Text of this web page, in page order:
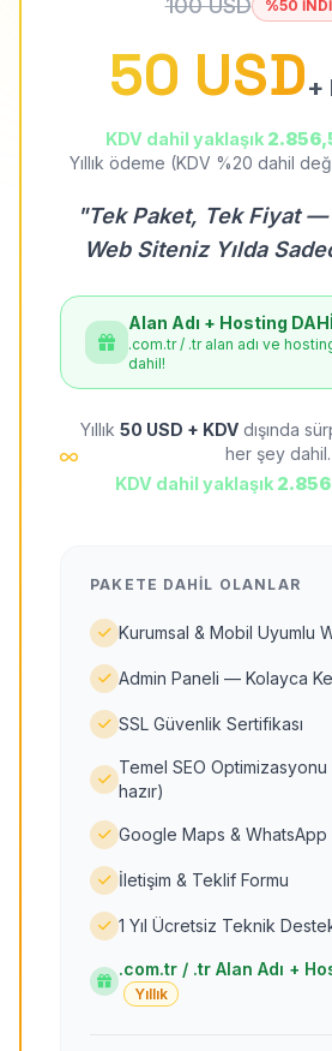
100 USD %50
50 USD+
KDV dahil yaklaşık
Yıllık ödeme (KDV %20 dahil
"Tek Paket, Tek Fiyat
Web Siteniz Yılda
Alan Adı + Hosting
.com.tr / .tr alan adı ve
dahil!
Yıllık 50 USD + KDV dışında
her şey dahil.
KDV dahil yaklaşık
PAKETE DAHIL OLANLAR
Kurumsal & Mobil Uyumlu
Admin Paneli — Kolayca
SSL Güvenlik Sertifikası
Temel SEO
hazır)
Google Maps & WhatsApp
İletişim & Teklif Formu
1 Yıl Ücretsiz Teknik
.com.tr / .tr Alan Adı +
Yıllık